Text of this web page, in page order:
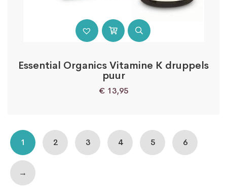
Essential Organics Vitamine K druppels
puur
€ 13,95
1 2 3 4 5 6
→